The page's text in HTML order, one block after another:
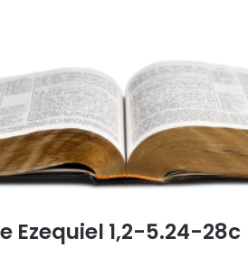
Ezequiel 1,2-5.24-28c